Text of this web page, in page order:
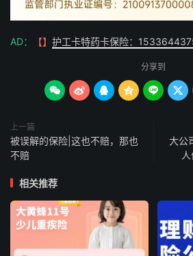
AD： 【】 护工卡特药卡保险：
分享到
     
上一篇
被误解的保险|这也不赔，那也
不赔
大公
相关推荐